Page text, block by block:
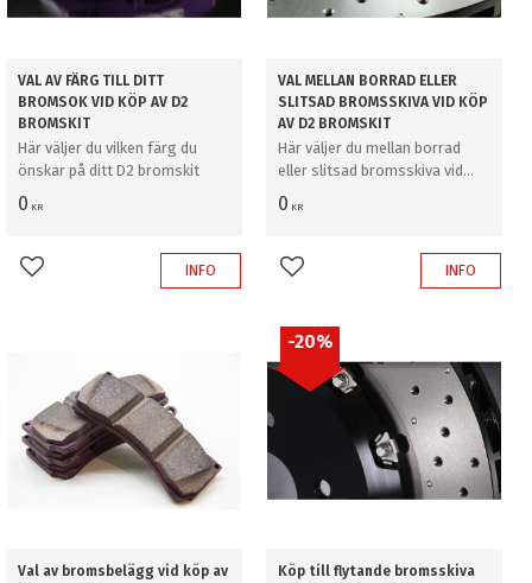
VAL AV FÄRG TILL DITT
BROMSOK VID KÖP AV D2
BROMSKIT
Här väljer du vilken färg du
önskar på ditt D2 bromskit
0 KR
Lägg till i favoriterINFO
VAL MELLAN BORRAD ELLER
SLITSAD BROMSSKIVA VID KÖP
AV D2 BROMSKIT
Här väljer du mellan borrad
eller slitsad bromsskiva vid
köp av D2 bromskit
0 KR
Lägg till i favoriterINFO
Val av bromsbelägg vid köp av
Köp till flytande bromsskiva
20%